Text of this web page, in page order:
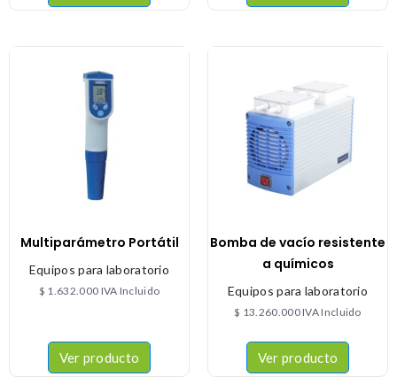
Multiparámetro Portátil
Equipos para laboratorio
$ 1.632.000 IVA Incluido
Ver producto
Bomba de vacío resistente
a químicos
Equipos para laboratorio
$ 13.260.000IVA Incluido
Ver producto